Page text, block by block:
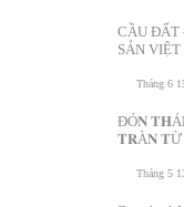
CẦU ĐẤT
SẢN VIỆT
Tháng 6
ĐÓ𝐍
𝐓𝐑À𝐍
Tháng 5